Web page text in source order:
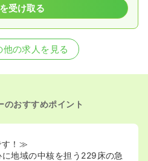
受け取る
他の求人を見る
のおすすめポイント
す！≫
地域の中核を担う229床の急